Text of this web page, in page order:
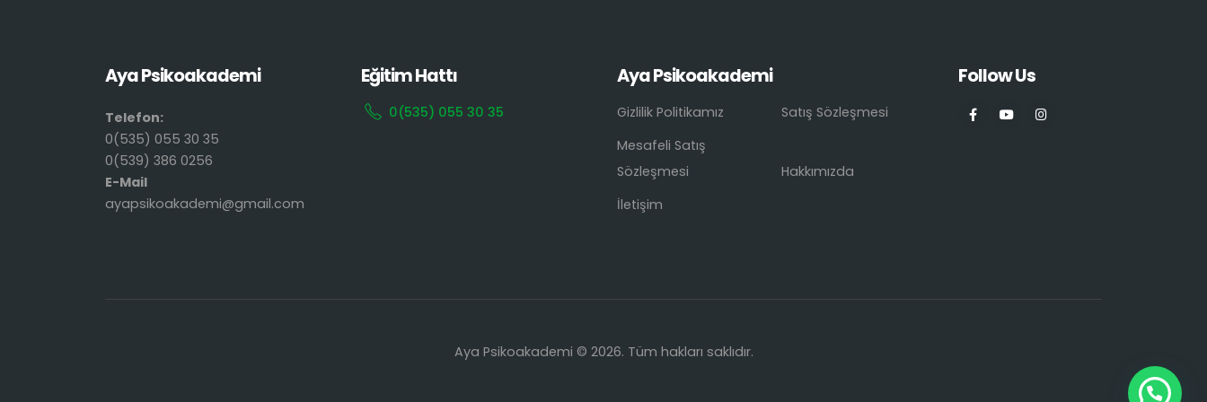
Aya Psikoakademi
Telefon:
0(535) 055 30 35
0(539) 386 0256
E-Mail
ayapsikoakademi@gmail.com
Eğitim Hattı
0(535) 055 30 35
Aya Psikoakademi
Gizlilik Politikamız
Satış Sözleşmesi
Mesafeli Satış
Sözleşmesi
Hakkımızda
İletişim
Follow Us
Aya Psikoakademi © 2026. Tüm hakları saklıdır.